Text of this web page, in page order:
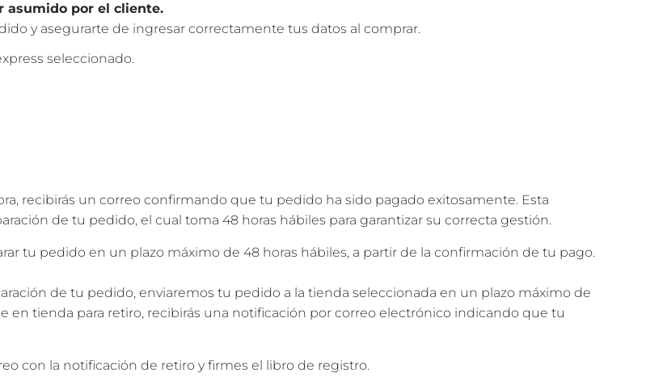
asumido por el cliente.
y asegurarte de ingresar correctamente tus datos al comprar.
seleccionado.
recibirás un correo confirmando que tu pedido ha sido pagado exitosamente. Esta
de tu pedido, el cual toma 48 horas hábiles para garantizar su correcta gestión.
tu pedido en un plazo máximo de 48 horas hábiles, a partir de la confirmación de tu pago.
de tu pedido, enviaremos tu pedido a la tienda seleccionada en un plazo máximo de
en tienda para retiro, recibirás una notificación por correo electrónico indicando que tu
con la notificación de retiro y firmes el libro de registro.